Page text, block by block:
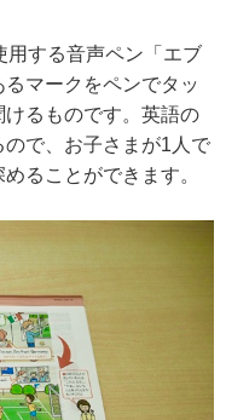
する音声ペン「エブ
マークをペンでタッ
るものです。英語の
で、お子さまが1人で
ることができます。